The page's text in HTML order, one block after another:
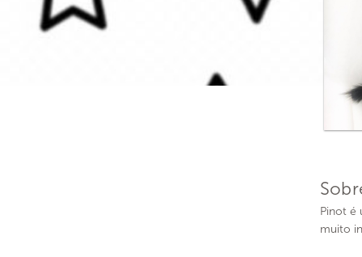
Pinot é
muito